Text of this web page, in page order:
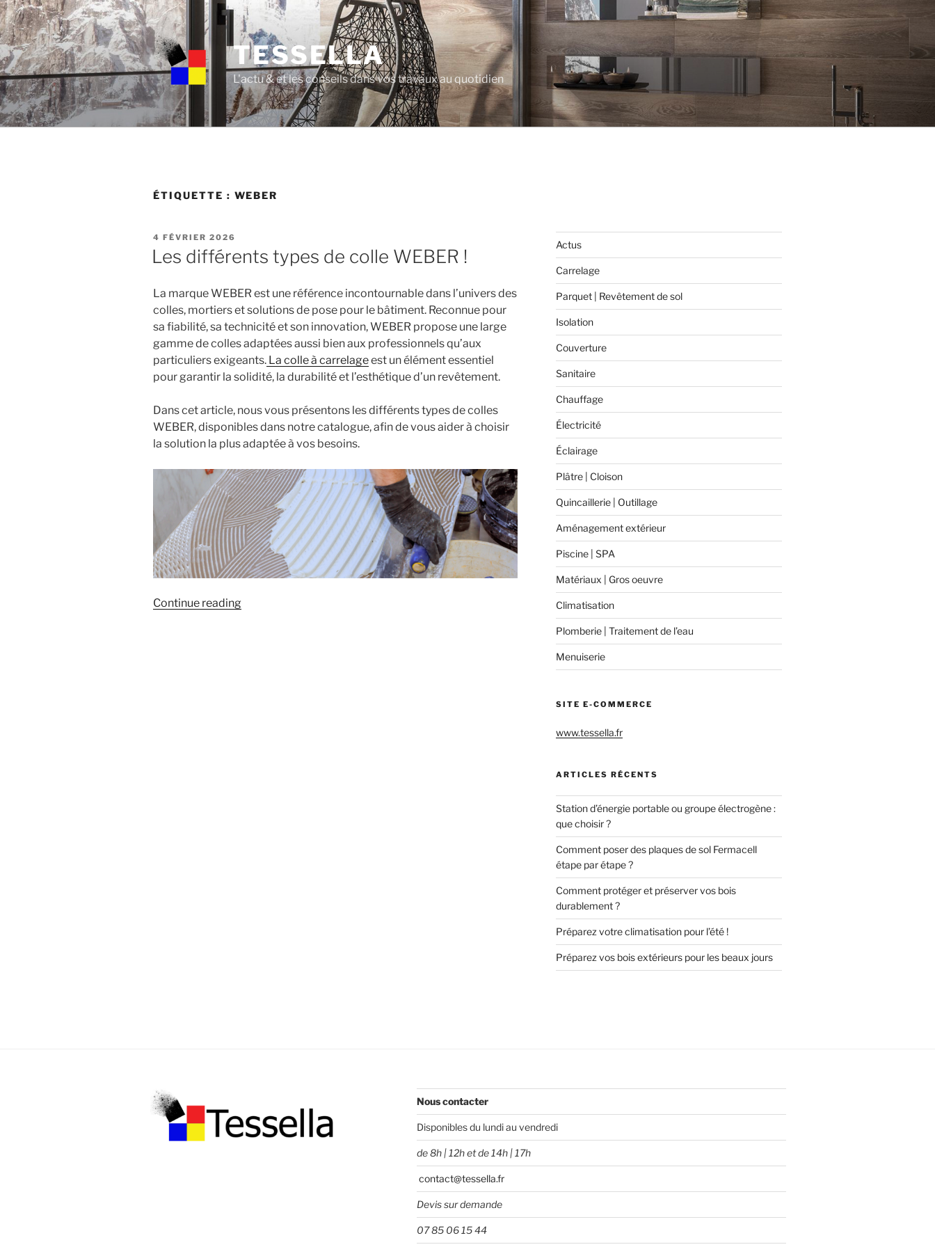
Skip
to
content
TESSELLA
L'actu & et les conseils dans vos travaux au quotidien
ÉTIQUETTE : WEBER
POSTED
ON
4 FÉVRIER 2026
Les différents types de colle WEBER !
La marque WEBER est une référence incontournable dans l’univers des
colles, mortiers et solutions de pose pour le bâtiment. Reconnue pour
sa fiabilité, sa technicité et son innovation, WEBER propose une large
gamme de colles adaptées aussi bien aux professionnels qu’aux
particuliers exigeants. La colle à carrelageest un élément essentiel
pour garantir la solidité, la durabilité et l’esthétique d’un revêtement.
Dans cet article, nous vous présentons les différents types de colles
WEBER, disponibles dans notre catalogue, afin de vous aider à choisir
la solution la plus adaptée à vos besoins.
Continue reading« Les
Actus
Carrelage
Parquet | Revêtement de sol
Isolation
Couverture
Sanitaire
Chauffage
Électricité
Éclairage
Plâtre | Cloison
Quincaillerie | Outillage
Aménagement extérieur
Piscine | SPA
Matériaux | Gros oeuvre
Climatisation
Plomberie | Traitement de l’eau
Menuiserie
SITE E-COMMERCE
www.tessella.fr
ARTICLES RÉCENTS
Station d’énergie portable ou groupe électrogène :
que choisir ?
Comment poser des plaques de sol Fermacell
étape par étape ?
Comment protéger et préserver vos bois
durablement ?
Préparez votre climatisation pour l’été !
Préparez vos bois extérieurs pour les beaux jours
Nous contacter
Disponibles du lundi au vendredi
de 8h | 12h et de 14h | 17h
contact@tessella.fr
Devis sur demande
07 85 06 15 44